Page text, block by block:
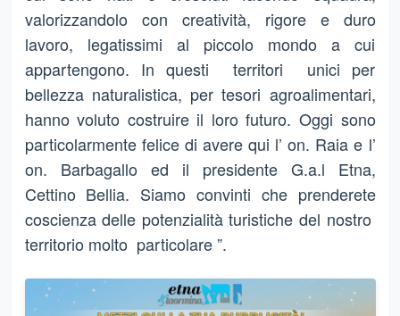
valorizzandolo con creatività, rigore e duro
lavoro, legatissimi al piccolo mondo a cui
appartengono. In questi territori unici per
bellezza naturalistica, per tesori agroalimentari,
hanno voluto costruire il loro futuro. Oggi sono
particolarmente felice di avere qui l’ on. Raia e l’
on. Barbagallo ed il presidente G.a.l Etna,
Cettino Bellia. Siamo convinti che prenderete
coscienza delle potenzialità turistiche del nostro
territorio molto particolare ”.